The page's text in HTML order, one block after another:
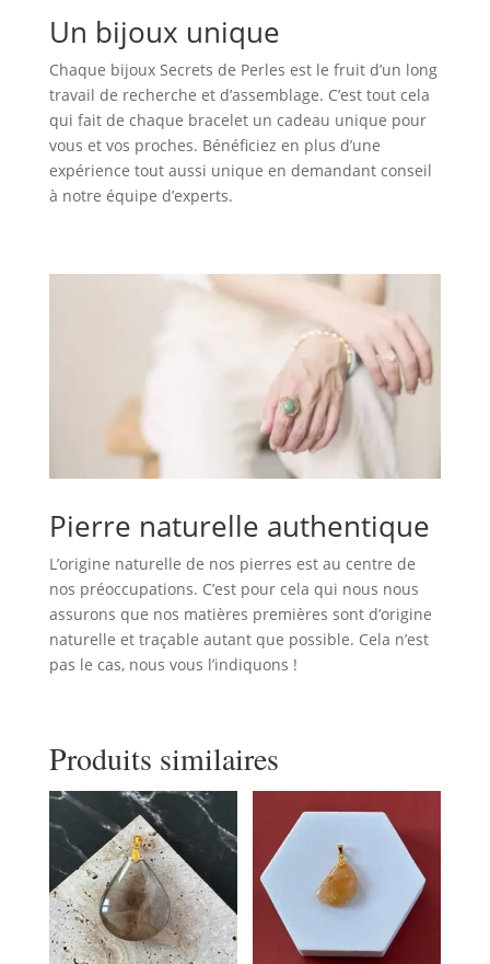
Un bijoux unique
Chaque bijoux Secrets de Perles est le fruit d’un long
travail de recherche et d’assemblage. C’est tout cela
qui fait de chaque bracelet un cadeau unique pour
vous et vos proches. Bénéficiez en plus d’une
expérience tout aussi unique en demandant conseil
à notre équipe d’experts.
Pierre naturelle authentique
L’origine naturelle de nos pierres est au centre de
nos préoccupations. C’est pour cela qui nous nous
assurons que nos matières premières sont d’origine
naturelle et traçable autant que possible. Cela n’est
pas le cas, nous vous l’indiquons !
Produits similaires